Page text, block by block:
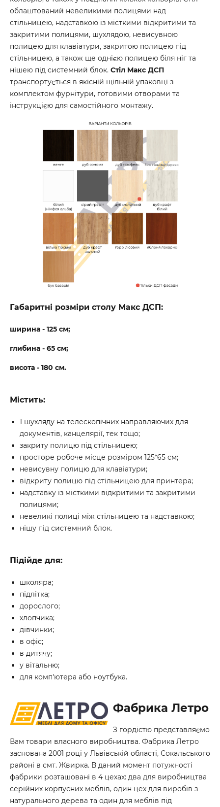
облаштований невеликими полицями над
стільницею, надставкою із місткими відкритими та
закритими полицями, шухлядою, невисувною
полицею для клавіатури, закритою полицею під
стільницею, а також ще однією полицею біля ніг та
нішею під системний блок. Стіл Макс ДСП
транспортується в якісній щільній упаковці з
комплектом фурнітури, готовими отворами та
інструкцією для самостійного монтажу.
Габаритні розміри столу Макс ДСП:
ширина - 125 см;
глибина - 65 см;
висота - 180 см.
Містить:
1 шухляду на телескопічних направляючих для
документів, канцелярії, тек тощо;
закриту полицю під стільницею;
просторе робоче місце розміром 125*65 см;
невисувну полицю для клавіатури;
відкриту полицю під стільницею для принтера;
надставку із місткими відкритими та закритими
полицями;
невеликі полиці між стільницею та надставкою;
нішу під системний блок.
Підійде для:
школяра;
підлітка;
дорослого;
хлопчика;
дівчинки;
в офіс;
в дитячу;
у вітальню;
для комп'ютера або ноутбука.
Фабрика Летро
З гордістю представляємо
Вам товари власного виробництва. Фабрика Летро
заснована 2001 році у Львівській області, Сокальського
районі в смт. Жвирка. В даний момент потужності
фабрики розташовані в 4 цехах: два для виробництва
серійних корпусних меблів, один цех для виробів з
натурального дерева та один для меблів під